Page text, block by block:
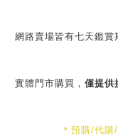
網路賣場皆有七天鑑賞
實體門市購買， 僅提供
＊預購/代購